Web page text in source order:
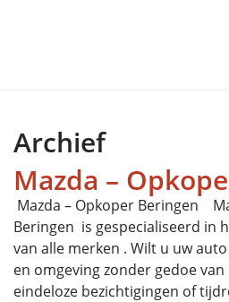
Archief
Mazda –
Mazda – Opkoper Beringen
Beringen is gespecialiseerd in
van alle merken . Wilt u uw
en omgeving zonder gedoe
eindeloze bezichtigingen of